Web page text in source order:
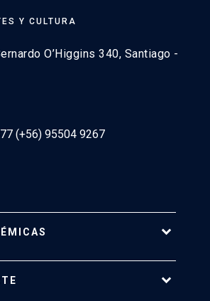
Y CULTURA
O’Higgins 340, Santiago -
(+56) 95504 9267